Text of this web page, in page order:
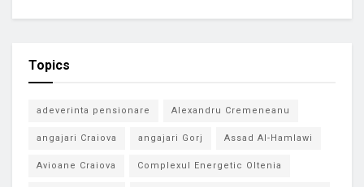
Topics
adeverinta pensionare Alexandru Cremeneanu
angajari Craiova angajari Gorj Assad Al-Hamlawi
Avioane Craiova Complexul Energetic Oltenia